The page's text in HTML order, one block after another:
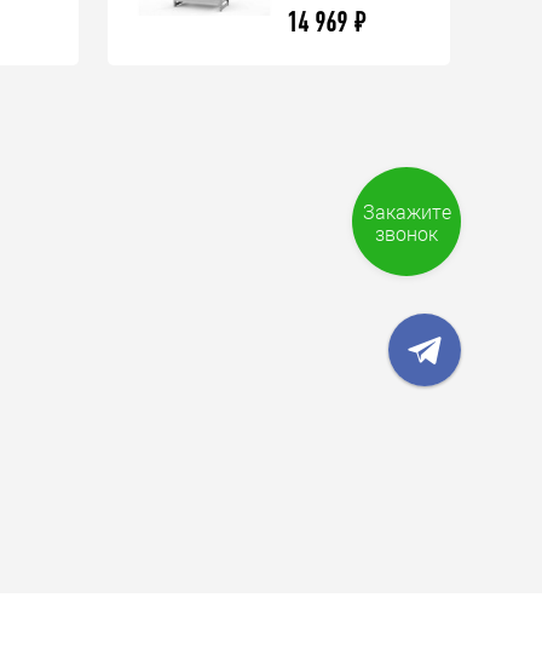
14 969 ₽
Закажите